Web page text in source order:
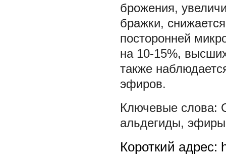
брожения,
бражки,
посторонней
на 10-15%,
также
эфиров.
альдегиды, эфиры
Короткий адрес: